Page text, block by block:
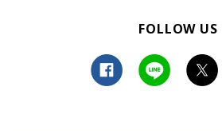
FOLLOW US